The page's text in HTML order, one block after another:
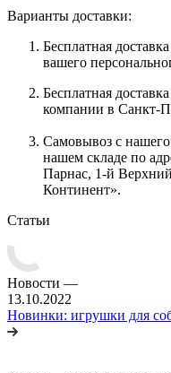
Варианты доставки:
Бесплатная
вашего
Бесплатная
компании в Санкт-
Самовывоз с нашего
нашем складе по
Парнас, 1-й
Континент».
Статьи
Новости —
13.10.2022
Новинки: игрушки для